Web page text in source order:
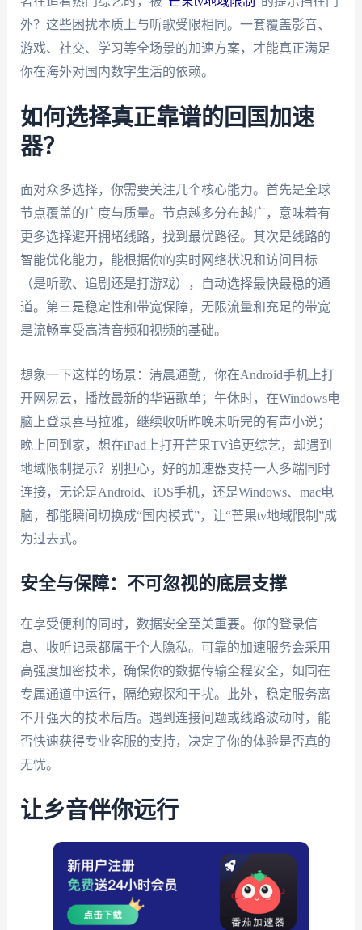
外？这些困扰本质上与听歌受限相同。一套覆盖影音、
游戏、社交、学习等全场景的加速方案，才能真正满足
你在海外对国内数字生活的依赖。
如何选择真正靠谱的回国加速
器？
面对众多选择，你需要关注几个核心能力。首先是全球
节点覆盖的广度与质量。节点越多分布越广，意味着有
更多选择避开拥堵线路，找到最优路径。其次是线路的
智能优化能力，能根据你的实时网络状况和访问目标
（是听歌、追剧还是打游戏），自动选择最快最稳的通
道。第三是稳定性和带宽保障，无限流量和充足的带宽
是流畅享受高清音频和视频的基础。
想象一下这样的场景：清晨通勤，你在Android手机上打
开网易云，播放最新的华语歌单；午休时，在Windows电
脑上登录喜马拉雅，继续收听昨晚未听完的有声小说；
晚上回到家，想在iPad上打开芒果TV追更综艺，却遇到
地域限制提示？别担心，好的加速器支持一人多端同时
连接，无论是Android、iOS手机，还是Windows、mac电
脑，都能瞬间切换成“国内模式”，让“芒果tv地域限制”成
为过去式。
安全与保障：不可忽视的底层支撑
在享受便利的同时，数据安全至关重要。你的登录信
息、收听记录都属于个人隐私。可靠的加速服务会采用
高强度加密技术，确保你的数据传输全程安全，如同在
专属通道中运行，隔绝窥探和干扰。此外，稳定服务离
不开强大的技术后盾。遇到连接问题或线路波动时，能
否快速获得专业客服的支持，决定了你的体验是否真的
无忧。
让乡音伴你远行